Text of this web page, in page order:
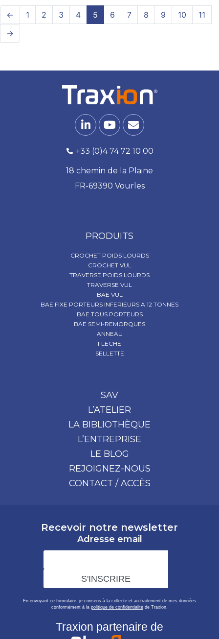
← 1 2 3 4 5 6 7 8 9 10
11
→
+33 (0)4 74 72 10 00
18 chemin de la Plaine
FR-69390 Vourles
PRODUITS
CROCHET POIDS LOURDS
CROCHET VUL
TRAVERSE POIDS LOURDS
TRAVERSE VUL
BAE VUL
BAE FIXE PORTEURS INFERIEURS A 12 TONNES
BAE TOUS PORTEURS
BAE SEMI-REMORQUES
ANNEAU
FLECHE
SELLETTE
SAV
L’ATELIER
LA BIBLIOTHÈQUE
L’ENTREPRISE
LE BLOG
REJOIGNEZ-NOUS
CONTACT / ACCÈS
Recevoir notre newsletter
Adresse email
En envoyant ce formulaire, je consens à la collecte et au traitement de mes données
conformément à la politique de confidentialité de Traxion.
Traxion partenaire de